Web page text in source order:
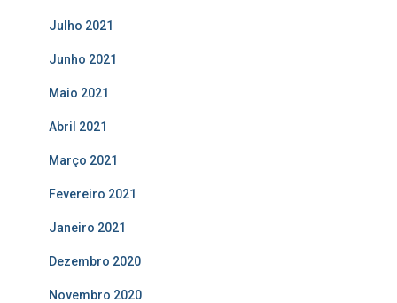
Julho 2021
Junho 2021
Maio 2021
Abril 2021
Março 2021
Fevereiro 2021
Janeiro 2021
Dezembro 2020
Novembro 2020